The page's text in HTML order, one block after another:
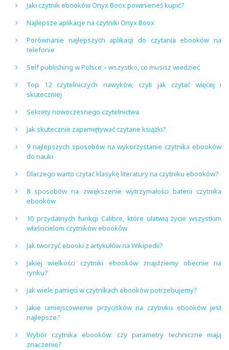
Jaki czytnik ebooków Onyx Boox powinieneś kupić?
Najlepsze aplikacje na czytniki Onyx Boox
Porównanie najlepszych aplikacji do czytania ebooków na
telefonie
Self publishing w Polsce – wszystko, co musisz wiedzieć
Top 12 czytelniczych nawyków, czyli jak czytać więcej i
skuteczniej
Sekrety nowoczesnego czytelnictwa
Jak skutecznie zapamiętywać czytane książki?
9 najlepszych sposobów na wykorzystanie czytnika ebooków
do nauki
Dlaczego warto czytać klasykę literatury na czytniku ebooków?
8 sposobów na zwiększenie wytrzymałości baterii czytnika
ebooków
10 przydatnych funkcji Calibre, które ułatwią życie wszystkim
właścicielom czytników ebooków
Jak tworzyć ebooki z artykułów na Wikipedii?
Jakiej wielkości czytniki ebooków znajdziemy obecnie na
rynku?
Jak wiele pamięci w czytnikach ebooków potrzebujemy?
Jakie umiejscowienie przycisków na czytniku ebooków jest
najlepsze?
Wybór czytnika ebooków: czy parametry techniczne mają
znaczenie?